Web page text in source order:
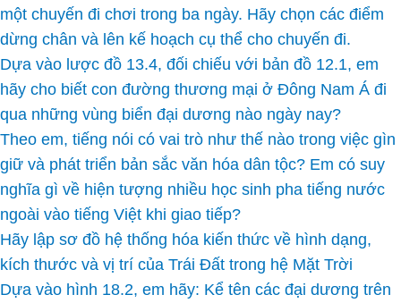
một chuyến đi chơi trong ba ngày. Hãy chọn các điểm
dừng chân và lên kế hoạch cụ thể cho chuyến đi.
Dựa vào lược đồ 13.4, đối chiếu với bản đồ 12.1, em
hãy cho biết con đường thương mại ở Đông Nam Á đi
qua những vùng biển đại dương nào ngày nay?
Theo em, tiếng nói có vai trò như thế nào trong việc gìn
giữ và phát triển bản sắc văn hóa dân tộc? Em có suy
nghĩa gì về hiện tượng nhiều học sinh pha tiếng nước
ngoài vào tiếng Việt khi giao tiếp?
Hãy lập sơ đồ hệ thống hóa kiến thức về hình dạng,
kích thước và vị trí của Trái Đất trong hệ Mặt Trời
Dựa vào hình 18.2, em hãy: Kể tên các đại dương trên